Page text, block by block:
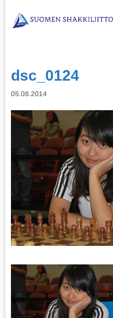
dsc_0124
05.08.2014